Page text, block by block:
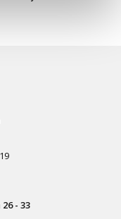
- 33